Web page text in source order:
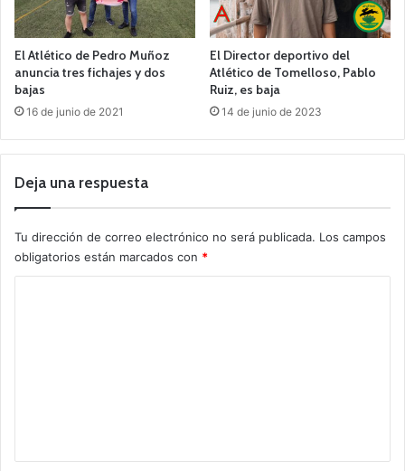
El Atlético de Pedro Muñoz
anuncia tres fichajes y dos
bajas
16 de junio de 2021
El Director deportivo del
Atlético de Tomelloso, Pablo
Ruiz, es baja
14 de junio de 2023
Deja una respuesta
Tu dirección de correo electrónico no será publicada. Los campos
obligatorios están marcados con *